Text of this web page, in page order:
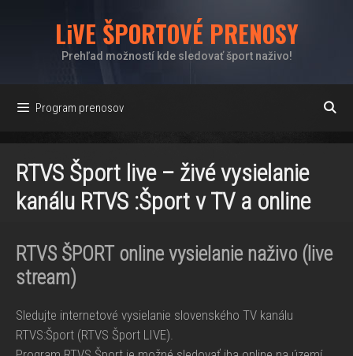
LiVE ŠPORTOVÉ PRENOSY
Prehľad možností kde sledovať šport naživo!
Program prenosov
RTVS Šport live – živé vysielanie
kanálu RTVS :Šport v TV a online
RTVS ŠPORT online vysielanie naživo (live
stream)
Sledujte internetové vysielanie slovenského TV kanálu
RTVS:Šport (RTVS Šport LIVE).